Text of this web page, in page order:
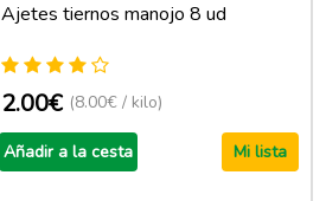
Ajetes tiernos manojo 8 ud
2.00€ (8.00€ / kilo)
Añadir a la cesta Mi lista